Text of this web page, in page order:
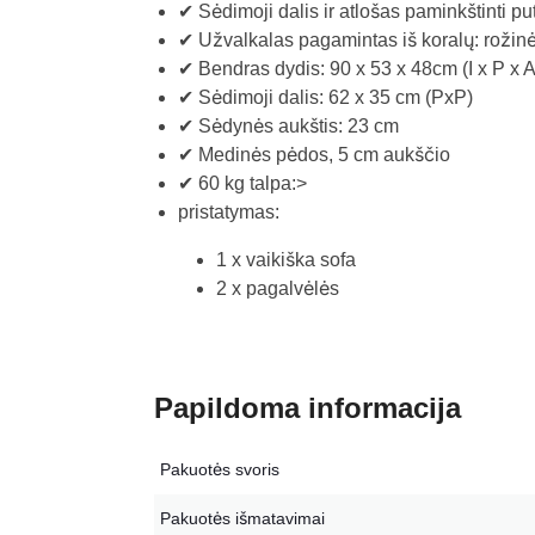
✔ Sėdimoji dalis ir atlošas paminkštinti
✔ Užvalkalas pagamintas iš koralų:
✔ Bendras dydis: 90 x 53 x 48cm (I x P x
✔ Sėdimoji dalis: 62 x 35 cm (PxP)
✔ Sėdynės aukštis: 23 cm
✔ Medinės pėdos, 5 cm aukščio
✔ 60 kg talpa:>
pristatymas:
1 x vaikiška sofa
2 x pagalvėlės
Papildoma informacija
Pakuotės svoris
Pakuotės išmatavimai